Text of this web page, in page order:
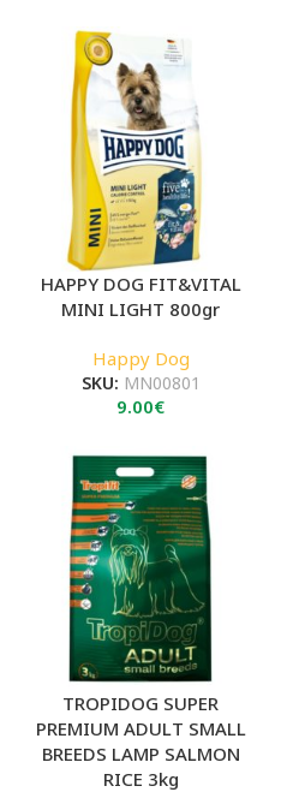
HAPPY DOG FIT&VITAL
MINI LIGHT 800gr
Happy Dog
SKU: MN00801
9.00€
TROPIDOG SUPER
PREMIUM ADULT SMALL
BREEDS LAMP SALMON
RICE 3kg